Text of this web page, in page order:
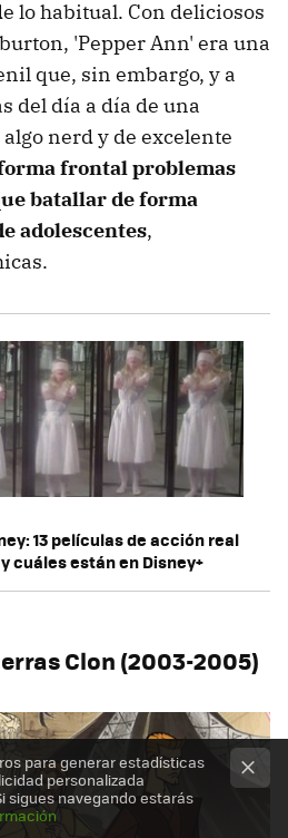
lo habitual. Con deliciosos
'Pepper Ann' era una
que, sin embargo, y a
del día a día de una
nerd y de excelente
frontal problemas
batallar de forma
adolescentes,
13 películas de acción real
cuáles están en Disney+
Clon (2003-2005)
para generar estadísticas
personalizada
sigues navegando estarás